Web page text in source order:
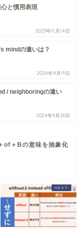
と慣用表現
2023年11月14日
mindの違いは？
2024年4月11日
/ neighboringの違い
2024年9月26日
of＋Bの意味を抽象化